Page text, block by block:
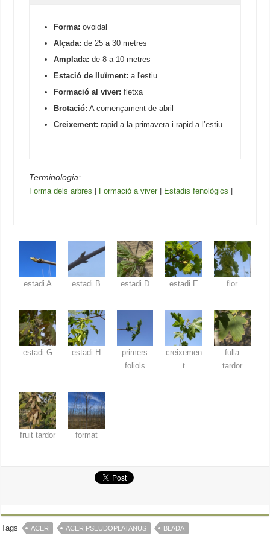
Forma: ovoidal
Alçada: de 25 a 30 metres
Amplada: de 8 a 10 metres
Estació de lluïment: a l'estiu
Formació al viver: fletxa
Brotació: A començament de abril
Creixement: rapid a la primavera i rapid a l’estiu.
Terminologia:
Forma dels arbres Formació a viver Estadis fenològics
estadi A estadi B estadi D estadi E flor
estadi G estadi H
primers
foliols
creixemen
t
fulla
tardor
fruit tardor format
Tags ACER ACER PSEUDOPLATANUS BLADA